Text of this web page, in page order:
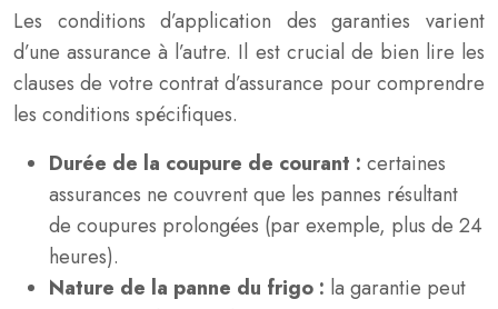
Les conditions d’application des garanties varient
d’une assurance à l’autre. Il est crucial de bien lire les
clauses de votre contrat d’assurance pour comprendre
les conditions spécifiques.
Durée de la coupure de courant : certaines
assurances ne couvrent que les pannes résultant
de coupures prolongées (par exemple, plus de 24
heures).
Nature de la panne du frigo : la garantie peut